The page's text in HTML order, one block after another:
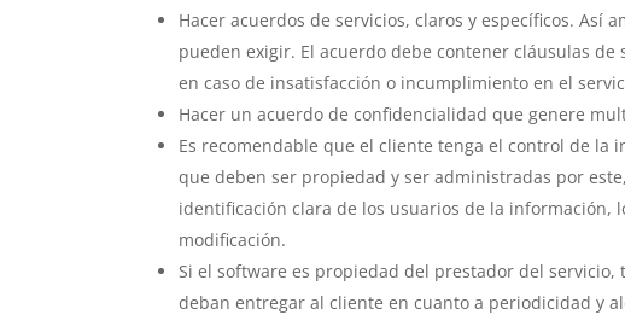
Hacer acuerdos de servicios, claros y específicos. Así
pueden exigir. El acuerdo debe contener cláusulas
en caso de insatisfacción o incumplimiento en el
Hacer un acuerdo de confidencialidad que genere
Es recomendable que el cliente tenga el control de la
que deben ser propiedad y ser administradas por
identificación clara de los usuarios de la
modificación.
Si el software es propiedad del prestador del
deban entregar al cliente en cuanto a periodicidad y